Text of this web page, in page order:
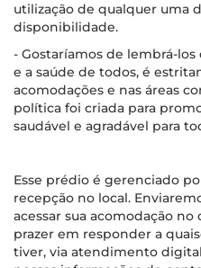
utilização de qualquer uma
disponibilidade.
- Gostaríamos de lembrá-
e a saúde de todos, é
acomodações e nas áreas
política foi criada para
saudável e agradável para
Esse prédio é gerenciado
recepção no local.
acessar sua acomodação no
prazer em responder a
tiver, via atendimento